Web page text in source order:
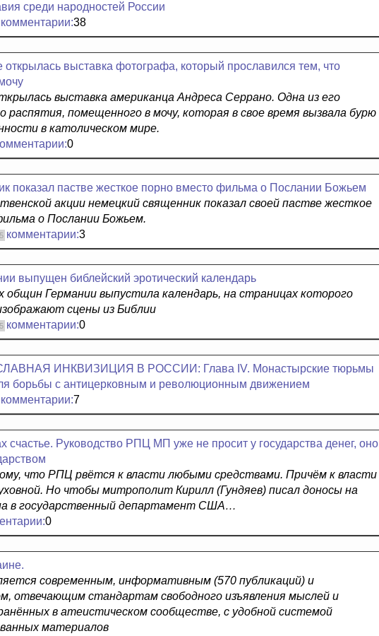
среди народностей России
комментарии:38
открылась выставка фотографа, который прославился тем, что
выставка американца Андреса Серрано. Одна из его
помещенного в мочу, которая в свое время вызвала бурю
в католическом мире.
0
показал пастве жесткое порно вместо фильма о Послании Божьем
акции немецкий священник показал своей пастве жесткое
о Послании Божьем.
комментарии:3
выпущен библейский эротический календарь
общин Германии выпустила календарь, на страницах которого
сцены из Библии
комментарии:0
ИНКВИЗИЦИЯ В РОССИИ: Глава IV. Монастырские тюрьмы
борьбы с антицерковным и революционным движением
комментарии:7
счастье. Руководство РПЦ МП уже не просит у государства денег, оно
что РПЦ рвётся к власти любыми средствами. Причём к власти
Но чтобы митрополит Кирилл (Гундяев) писал доносы на
в государственный департамент США…
0
современным, информативным (570 публикаций) и
отвечающим стандартам свободного изъявления мыслей и
в атеистическом сообществе, с удобной системой
материалов